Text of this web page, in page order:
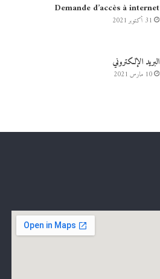
Demande d’accès à internet
31 أكتوبر 2021
البريد الإلكتروني
10 مارس 2021